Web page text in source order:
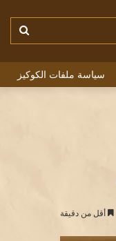
بحث
سياسة ملفات الكوكيز
أقل من دقيقة